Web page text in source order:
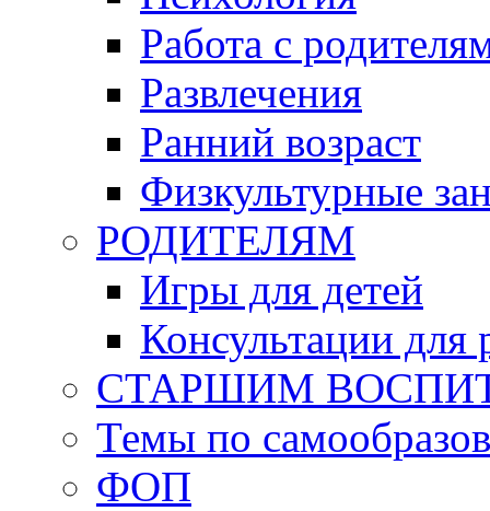
Работа с
Развлечения
Ранний возраст
Физкультурные
РОДИТЕЛЯМ
Игры для детей
Консультации для
СТАРШИМ
Темы по
ФОП